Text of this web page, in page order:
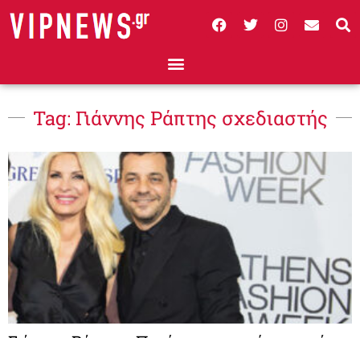
Tag: Γιάννης Ράπτης σχεδιαστής